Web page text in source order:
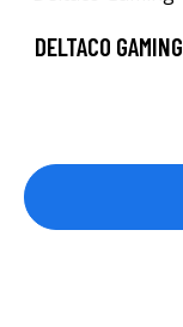
DELTACO